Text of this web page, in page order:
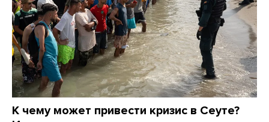
К чему может привести кризис в Сеуте?